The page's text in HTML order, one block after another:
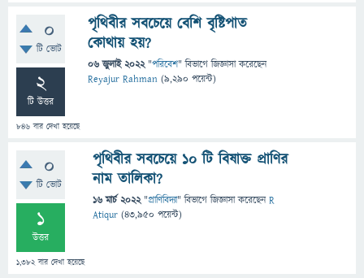
0
টি ভোট
2
টি উত্তর
846 বার দেখা হয়েছে
পৃথিবীর সবচেয়ে বেশি বৃষ্টিপাত
কোথায় হয়?
06 জুলাই 2022 "পরিবেশ" বিভাগে জিজ্ঞাসাকরেছেন
Reyajur Rahman (9,290 পয়েন্ট)
0
টি ভোট
1
উত্তর
1,382বার দেখা হয়েছে
পৃথিবীর সবচেয়ে ১০ টি বিষাক্ত প্রাণির
নাম তালিকা?
16 মার্চ 2022 "প্রাণিবিদ্যা" বিভাগে জিজ্ঞাসাকরেছেনR
Atiqur (43,950 পয়েন্ট)